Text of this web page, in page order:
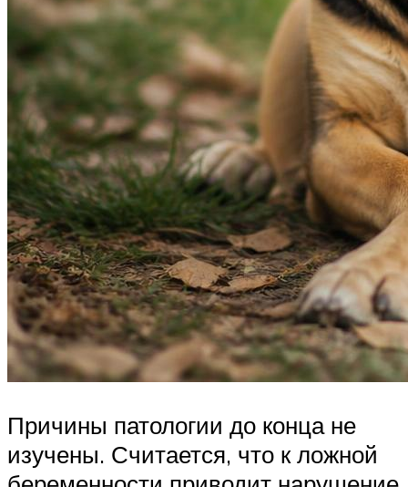
Причины патологии до конца не
изучены. Считается, что к ложной